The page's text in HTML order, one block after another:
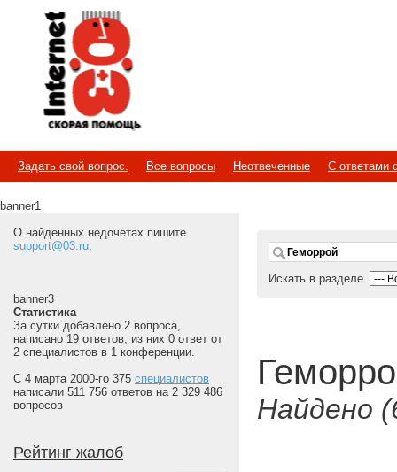
Internet
Скорая помощь
Задать свой вопрос. Все вопросы Неотвеченные С ответами
banner1
О найденных недочетах пишите
support@03.ru.
banner3
Статистика
За сутки добавлено 2 вопроса,
написано 19 ответов, из них 0 ответ от
2 специалистов в 1 конференции.
С 4 марта 2000-го 375 специалистов
написали 511 756 ответов на 2 329 486
вопросов
Рейтинг жалоб
Искать в разделе
Найдено